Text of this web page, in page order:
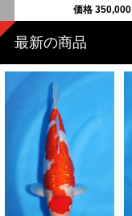
価格350,000
最新の商品